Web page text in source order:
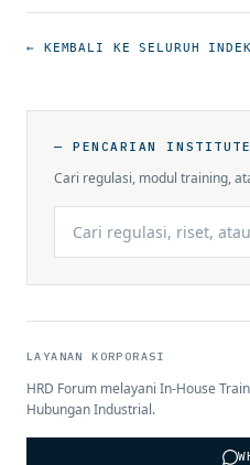
— PENCARIAN INSTITUTE
Cari regulasi, modul training,
LAYANAN KORPORASI
HRD Forum melayani In-House
Hubungan Industrial.
← KEMBALI KE SELURUH